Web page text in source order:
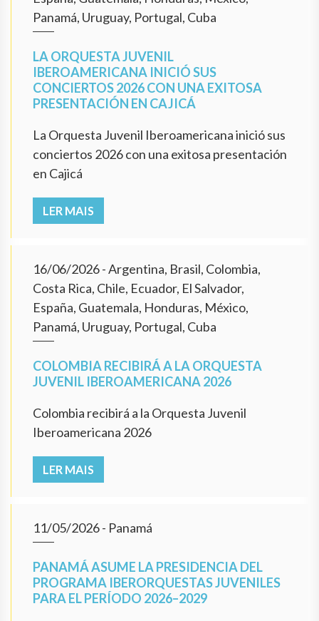
Panamá, Uruguay, Portugal, Cuba
LA ORQUESTA JUVENIL
IBEROAMERICANA INICIÓ SUS
CONCIERTOS 2026 CON UNA EXITOSA
PRESENTACIÓN EN CAJICÁ
La Orquesta Juvenil Iberoamericana inició sus
conciertos 2026 con una exitosa presentación
en Cajicá
LER MAIS
16/06/2026- Argentina, Brasil, Colombia,
Costa Rica, Chile, Ecuador, El Salvador,
España, Guatemala, Honduras, México,
Panamá, Uruguay, Portugal, Cuba
COLOMBIA RECIBIRÁ A LA ORQUESTA
JUVENIL IBEROAMERICANA 2026
Colombia recibirá a la Orquesta Juvenil
Iberoamericana 2026
LER MAIS
11/05/2026- Panamá
PANAMÁ ASUME LA PRESIDENCIA DEL
PROGRAMA IBERORQUESTAS JUVENILES
PARA EL PERÍODO 2026–2029